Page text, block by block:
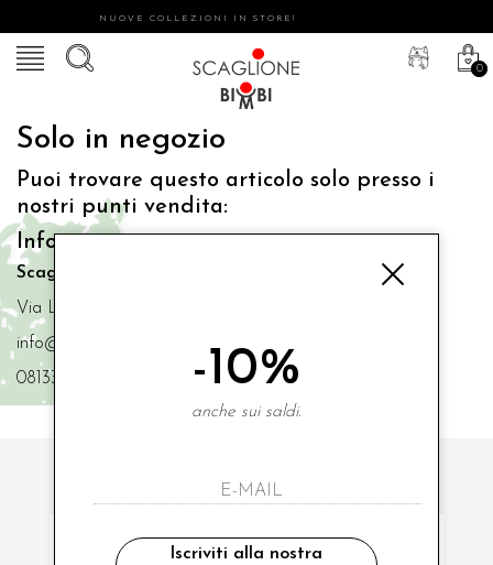
NUOVE COLLEZIONI IN STORE!
0
Solo in negozio
Puoi trovare questo articolo solo presso i
nostri punti vendita:
Info contatti
Scaglione Bimbi di Iacono Maria Angela
Via Luigi Mazzella,73 80077 Ischia
info@scaglionebimbi.com
0813331162
ISCRIVITI ALLA NOSTRA NEWSLETTER
-10%
anche sui saldi.
Iscriviti alla nostra